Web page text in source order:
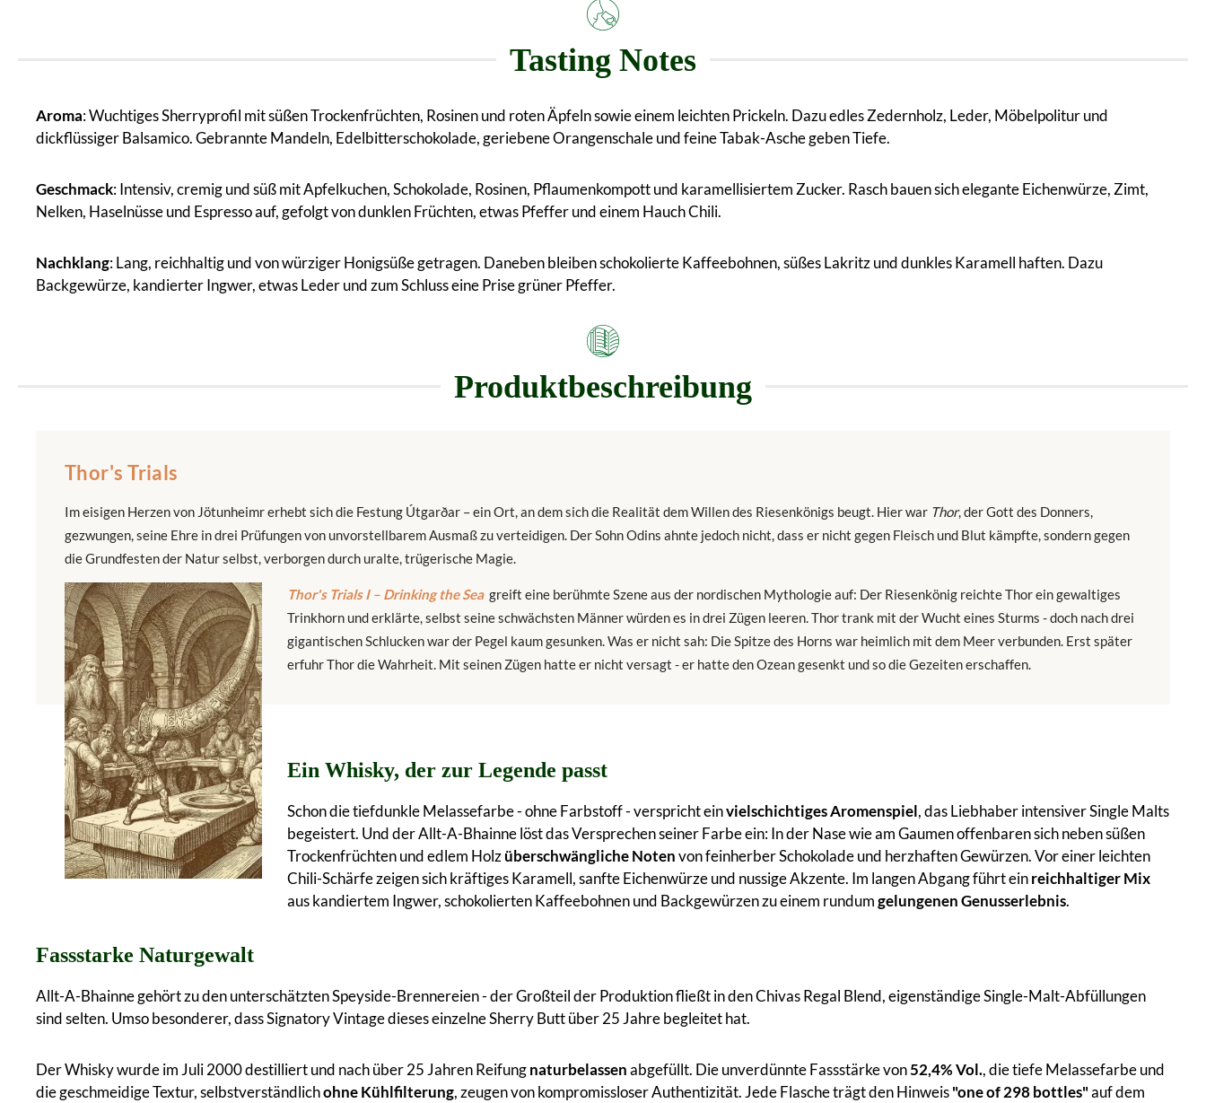
Tasting Notes
Aroma: Wuchtiges Sherryprofil mit süßen Trockenfrüchten, Rosinen und roten Äpfeln sowie einem leichten Prickeln. Dazu edles Zedernholz, Leder, Möbelpolitur und
dickflüssiger Balsamico. Gebrannte Mandeln, Edelbitterschokolade, geriebene Orangenschale und feine Tabak-Asche geben Tiefe.
Geschmack: Intensiv, cremig und süß mit Apfelkuchen, Schokolade, Rosinen, Pflaumenkompott und karamellisiertem Zucker. Rasch bauen sich elegante Eichenwürze, Zimt,
Nelken, Haselnüsse und Espresso auf, gefolgt von dunklen Früchten, etwas Pfeffer und einem Hauch Chili.
Nachklang: Lang, reichhaltig und von würziger Honigsüße getragen. Daneben bleiben schokolierte Kaffeebohnen, süßes Lakritz und dunkles Karamell haften. Dazu
Backgewürze, kandierter Ingwer, etwas Leder und zum Schluss eine Prise grüner Pfeffer.
Produktbeschreibung
Thor's Trials
Im eisigen Herzen von Jötunheimr erhebt sich die Festung Útgarðar – ein Ort, an dem sich die Realität dem Willen des Riesenkönigs beugt. Hier war Thor, der Gott des Donners,
gezwungen, seine Ehre in drei Prüfungen von unvorstellbarem Ausmaß zu verteidigen. Der Sohn Odins ahnte jedoch nicht, dass er nicht gegen Fleisch und Blut kämpfte, sondern gegen
die Grundfesten der Natur selbst, verborgen durch uralte, trügerische Magie.
Thor's Trials I – Drinking the Sea greift eine berühmte Szene aus der nordischen Mythologie auf: Der Riesenkönig reichte Thor ein gewaltiges
Trinkhorn und erklärte, selbst seine schwächsten Männer würden es in drei Zügen leeren. Thor trank mit der Wucht eines Sturms - doch nach drei
gigantischen Schlucken war der Pegel kaum gesunken. Was er nicht sah: Die Spitze des Horns war heimlich mit dem Meer verbunden. Erst später
erfuhr Thor die Wahrheit. Mit seinen Zügen hatte er nicht versagt - er hatte den Ozean gesenkt und so die Gezeiten erschaffen.
Ein Whisky, der zur Legende passt
Schon die tiefdunkle Melassefarbe - ohne Farbstoff - verspricht einvielschichtiges Aromenspiel, das Liebhaber intensiver Single Malts
begeistert. Und der Allt-A-Bhainne löst das Versprechen seiner Farbe ein: In der Nase wie am Gaumen offenbaren sich neben süßen
Trockenfrüchten und edlem Holzüberschwängliche Notenvon feinherber Schokolade und herzhaften Gewürzen. Vor einer leichten
Chili-Schärfe zeigen sich kräftiges Karamell, sanfte Eichenwürze und nussige Akzente. Im langen Abgang führt einreichhaltiger Mix
aus kandiertem Ingwer, schokolierten Kaffeebohnen und Backgewürzen zu einem rundumgelungenen Genusserlebnis.
Fassstarke Naturgewalt
Allt-A-Bhainne gehört zu den unterschätzten Speyside-Brennereien - der Großteil der Produktion fließt in den Chivas Regal Blend, eigenständige Single-Malt-Abfüllungen
sind selten. Umso besonderer, dass Signatory Vintage dieses einzelne Sherry Butt über 25 Jahre begleitet hat.
Der Whisky wurde im Juli 2000 destilliert und nach über 25 Jahren Reifungnaturbelassenabgefüllt. Die unverdünnte Fassstärke von52,4% Vol., die tiefe Melassefarbe und
die geschmeidige Textur, selbstverständlichohne Kühlfilterung, zeugen von kompromissloser Authentizität. Jede Flasche trägt den Hinweis"one of 298 bottles"auf dem